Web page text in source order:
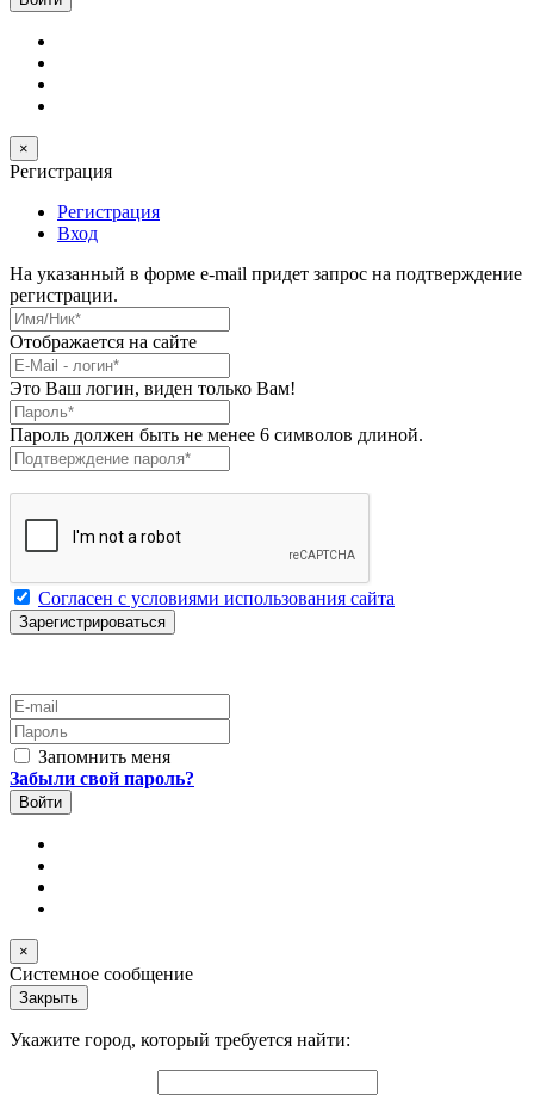
×
Регистрация
Регистрация
Вход
На указанный в форме e-mail придет запрос на подтверждение
регистрации.
Имя/Ник
Отображается на сайте
E-Mail *
Это Ваш логин, виден только Вам!
Пароль*
Пароль должен быть не менее 6 символов длиной.
Подтверждение пароля
Согласен с условиями использования сайта
E-mail
Пароль
Запомнить меня
Забыли свой пароль?
×
Системное сообщение
Закрыть
Укажите город, который требуется найти: